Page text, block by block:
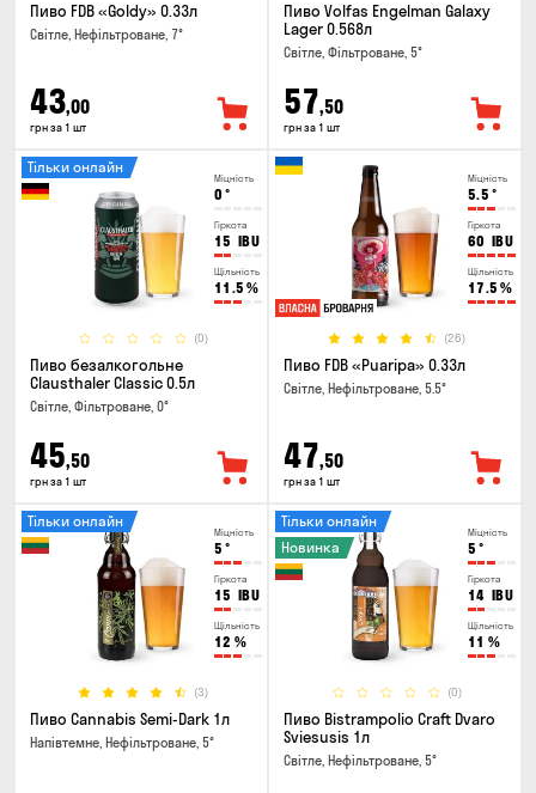
Пиво FDB «Goldy» 0.33л
Світле, Нефільтроване, 7°
43,00
грн за 1 шт
Пиво Volfas Engelman Galaxy
Lager 0.568л
Світле, Фільтроване, 5°
57,50
грн за 1 шт
Міцність
0 °
Гіркота
15 IBU
Щільність
11.5 %
(0)
Тільки онлайн
Пиво безалкогольне
Clausthaler Classic 0.5л
Світле, Фільтроване, 0°
45,50
грн за 1 шт
Міцність
5.5 °
Гіркота
60 IBU
Щільність
17.5 %
(26)
Пиво FDB «Puaripa» 0.33л
Світле, Нефільтроване, 5.5°
47,50
грн за 1 шт
Міцність
5 °
Гіркота
15 IBU
Щільність
12 %
(3)
Тільки онлайн
Пиво Cannabis Semi-Dark 1л
Напівтемне, Нефільтроване, 5°
Міцність
5 °
Гіркота
14 IBU
Щільність
11 %
(0)
Тільки онлайн
Новинка
Пиво Bistrampolio Craft Dvaro
Sviesusis 1л
Світле, Нефільтроване, 5°